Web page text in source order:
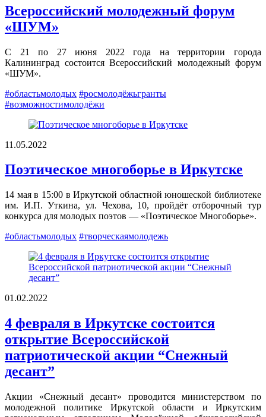
Всероссийский молодежный форум
«ШУМ»
С 21 по 27 июня 2022 года на территории города
Калининград состоится Всероссийский молодежный форум
«ШУМ».
#областьмолодых #росмолодёжьгранты
#возможностимолодёжи
11.05.2022
Поэтическое многоборье в Иркутске
14 мая в 15:00 в Иркутской областной юношеской библиотеке
им. И.П. Уткина, ул. Чехова, 10, пройдёт отборочный тур
конкурса для молодых поэтов — «Поэтическое Многоборье».
#областьмолодых #творческаямолодежь
01.02.2022
4 февраля в Иркутске состоится
открытие Всероссийской
патриотической акции “Снежный
десант”
Акции «Снежный десант» проводится министерством по
молодежной политике Иркутской области и Иркутским